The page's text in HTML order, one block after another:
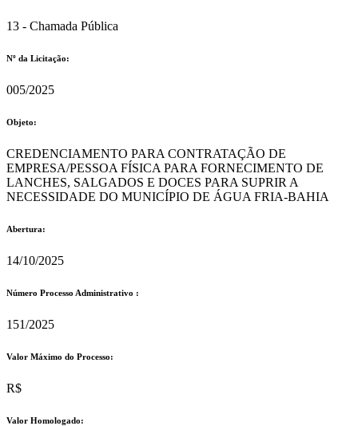
13 - Chamada Pública
Nº da Licitação: ​​
005/2025
Objeto:
CREDENCIAMENTO PARA CONTRATAÇÃO DE
EMPRESA/PESSOA FÍSICA PARA FORNECIMENTO DE
LANCHES, SALGADOS E DOCES PARA SUPRIR A
NECESSIDADE DO MUNICÍPIO DE ÁGUA FRIA-BAHIA
Abertura:
14/10/2025
Número Processo Administrativo :
151/2025
Valor Máximo do Processo: ​
R$
Valor Homologado: ​